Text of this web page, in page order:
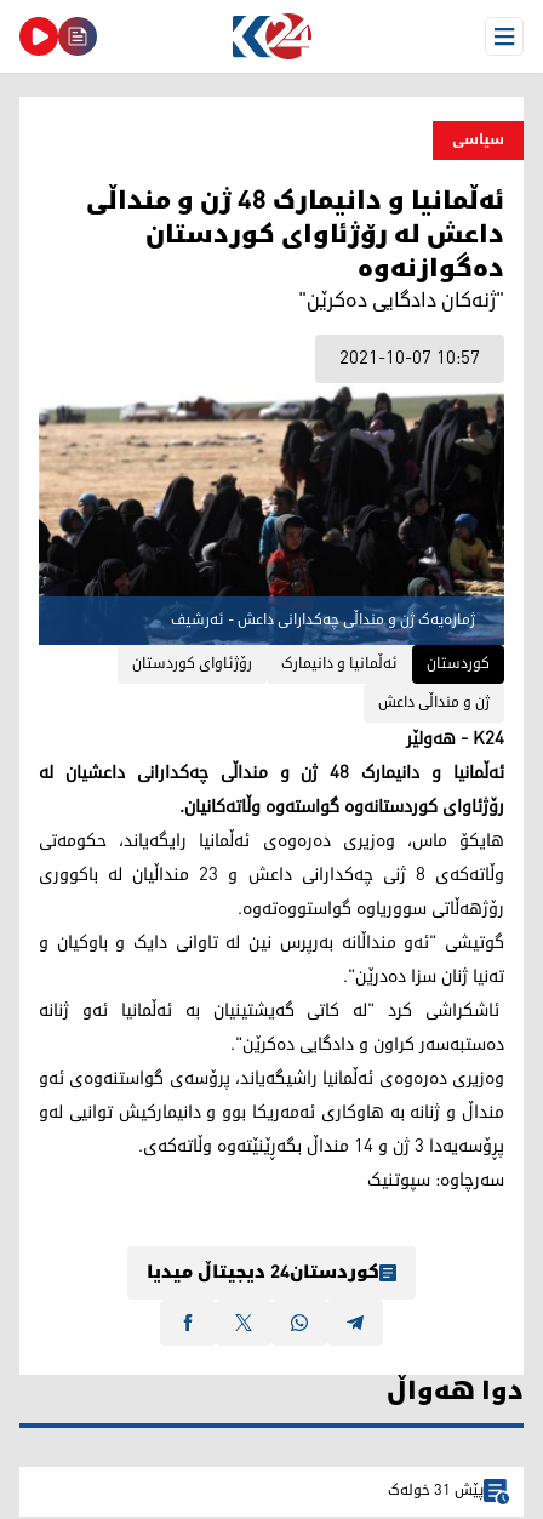
Open Menu
سیاسی
ئەڵمانیا و دانیمارک 48 ژن و منداڵی
داعش لە رۆژئاوای کوردستان
دەگوازنەوە
"ژنەکان دادگایی دەکرێن"
2021-10-07 10:57
ژمارەیەک ژن و منداڵی چەکدارانی داعش - ئەرشیف
کوردستان
ئەڵمانیا و دانیمارک
رۆژئاوای کوردستان
ژن و منداڵی داعش
K24 - هەولێر
ئەڵمانیا و دانیمارک 48 ژن و منداڵی چەکدارانی داعشیان لە
رۆژئاوای کوردستانەوە گواستەوە وڵاتەکانیان.
هایکۆ ماس، وەزیری دەرەوەی ئەڵمانیا رایگەیاند، حکومەتی
وڵاتەکەی 8 ژنی چەکدارانی داعش و 23 منداڵیان لە باکووری
رۆژهەڵاتی سووریاوە گواستووەتەوە.
گوتیشی "ئەو منداڵانە بەرپرس نین لە تاوانی دایک و باوکیان و
تەنیا ژنان سزا دەدرێن".
ئاشکراشی کرد "لە کاتی گەیشتینیان بە ئەڵمانیا ئەو ژنانە
دەستبەسەر کراون و دادگایی دەکرێن".
وەزیری دەرەوەی ئەڵمانیا راشیگەیاند، پرۆسەی گواستنەوەی ئەو
منداڵ و ژنانە بە هاوکاری ئەمەریکا بوو و دانیمارکیش توانیی لەو
پڕۆسەیەدا 3 ژن و 14 منداڵ بگەڕێنێتەوە وڵاتەکەی.
سەرچاوە: سپوتنیک
کوردستان24 دیجیتاڵ میدیا
دوا هەواڵ
پێش 31 خولەک